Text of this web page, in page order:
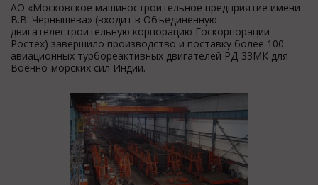
АО «Московское машиностроительное предприятие имени
В.В. Чернышева» (входит в Объединенную
двигателестроительную корпорацию Госкорпорации
Ростех) завершило производство и поставку более 100
авиационных турбореактивных двигателей РД-33МК для
Военно-морских сил Индии.